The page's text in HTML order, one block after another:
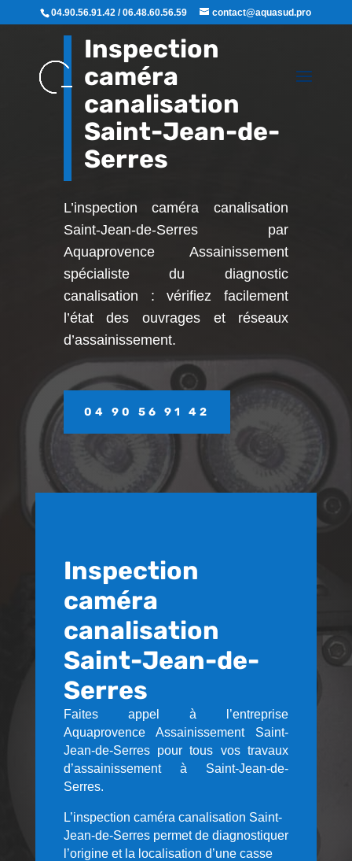
04.90.56.91.42 / 06.48.60.56.59 contact@aquasud.pro
Inspection
caméra
canalisation
Saint-Jean-de-
Serres
L’inspection caméra canalisation
Saint-Jean-de-Serres par
Aquaprovence Assainissement
spécialiste du diagnostic
canalisation : vérifiez facilement
l’état des ouvrages et réseaux
d’assainissement.
04 90 56 91 42
Inspection
caméra
canalisation
Saint-Jean-de-
Serres
Faites appel à l’entreprise
Aquaprovence Assainissement Saint-
Jean-de-Serres pour tous vos travaux
d’assainissement à Saint-Jean-de-
Serres.
L’inspection caméra canalisation Saint-
Jean-de-Serres permet de diagnostiquer
l’origine et la localisation d’une casse